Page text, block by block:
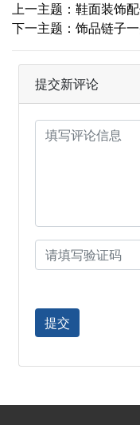
上一主题：鞋面装饰
下一主题：饰品链子
提交新评论